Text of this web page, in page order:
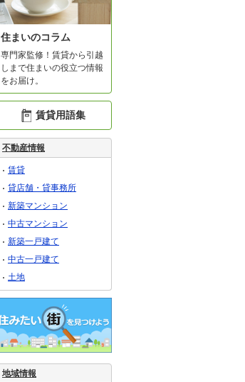
住まいのコラム
専門家監修！賃貸から引越
しまで住まいの役立つ情報
をお届け。
賃貸用語集
不動産情報
賃貸
貸店舗・貸事務所
新築マンション
中古マンション
新築一戸建て
中古一戸建て
土地
地域情報